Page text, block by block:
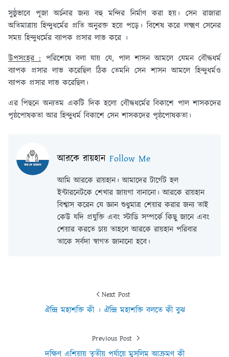
সুষ্ঠুভাবে পূজা অর্চনার জন্য বহু মন্দির নির্মাণ করা হয়। সেন রাজারা
অতিমাত্রায় হিন্দুধর্মের প্রতি অনুরক্ত হয়ে পড়ে। বিশেষ করে লক্ষ্মণ সেনের
সময় হিন্দুধর্মের ব্যাপক প্রসার লাভ করে ।
উপসংহর :পরিশেষে বলা যায় যে, পাল শাসন আমলে যেমন বৌদ্ধধর্ম
ব্যাপক প্রসার লাভ করেছিল ঠিক তেমনি সেন শাসন আমলে হিন্দুধর্মও
ব্যাপক প্রসার লাভ করেছিল।
এর পিছনে অন্যতম একটি দিক হলো বৌদ্ধধর্মের বিকাশে পাল শাসকদের
পৃষ্ঠপোষকতা আর হিন্দুধর্ম বিকাশে সেন শাসকদের পৃষ্ঠপোষকতা।
আরকে রায়হান Follow Me
আমি আরকে রায়হান। আমাদের টার্গেট হল
ইন্টারনেটকে শেখার জায়গা বানানো। আরকে রায়হান
বিশ্বাস করেন যে জ্ঞান শুধুমাত্র শেয়ার করার জন্য তাই
কেউ যদি প্রযুক্তি এবং স্টাডি সম্পর্কে কিছু জানে এবং
শেয়ার করতে চায় তাহলে আরকে রায়হান পরিবার
তাকে সর্বদা স্বাগত জানানো হবে।
Next Post
ঐন্দ্রি মহাশক্তি কী । ঐন্দ্রি মহাশক্তি বলতে কী বুঝ
Previous Post
দক্ষিণ এশিয়ায় তৃতীয় পর্যায়ে মুসলিম আক্রমণ কী